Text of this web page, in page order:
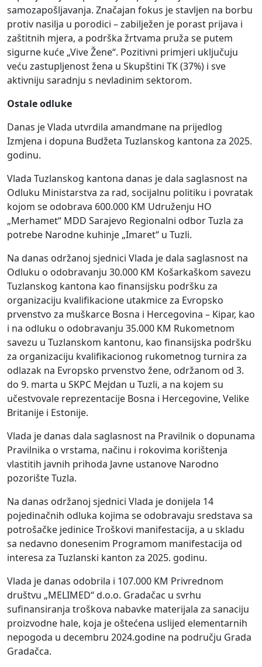
samozapošljavanja. Značajan fokus je stavljen na borbu
protiv nasilja u porodici – zabilježen je porast prijava i
zaštitnih mjera, a podrška žrtvama pruža se putem
sigurne kuće „Vive Žene“. Pozitivni primjeri uključuju
veću zastupljenost žena u Skupštini TK (37%) i sve
aktivniju saradnju s nevladinim sektorom.
Ostale odluke
Danas je Vlada utvrdila amandmane na prijedlog
Izmjena i dopuna Budžeta Tuzlanskog kantona za 2025.
godinu.
Vlada Tuzlanskog kantona danas je dala saglasnost na
Odluku Ministarstva za rad, socijalnu politiku i povratak
kojom se odobrava 600.000 KM Udruženju HO
„Merhamet“ MDD Sarajevo Regionalni odbor Tuzla za
potrebe Narodne kuhinje „Imaret“ u Tuzli.
Na danas održanoj sjednici Vlada je dala saglasnost na
Odluku o odobravanju 30.000 KM Košarkaškom savezu
Tuzlanskog kantona kao finansijsku podršku za
organizaciju kvalifikacione utakmice za Evropsko
prvenstvo za muškarce Bosna i Hercegovina – Kipar, kao
i na odluku o odobravanju 35.000 KM Rukometnom
savezu u Tuzlanskom kantonu, kao finansijska podršku
za organizaciju kvalifikacionog rukometnog turnira za
odlazak na Evropsko prvenstvo žene, održanom od 3.
do 9. marta u SKPC Mejdan u Tuzli, a na kojem su
učestvovale reprezentacije Bosna i Hercegovine, Velike
Britanije i Estonije.
Vlada je danas dala saglasnost na Pravilnik o dopunama
Pravilnika o vrstama, načinu i rokovima korištenja
vlastitih javnih prihoda Javne ustanove Narodno
pozorište Tuzla.
Na danas održanoj sjednici Vlada je donijela 14
pojedinačnih odluka kojima se odobravaju sredstava sa
potrošačke jedinice Troškovi manifestacija, a u skladu
sa nedavno donesenim Programom manifestacija od
interesa za Tuzlanski kanton za 2025. godinu.
Vlada je danas odobrila i 107.000 KM Privrednom
društvu „MELIMED“ d.o.o. Gradačac u svrhu
sufinansiranja troškova nabavke materijala za sanaciju
proizvodne hale, koja je oštećena uslijed elementarnih
nepogoda u decembru 2024.godine na području Grada
Gradačca.